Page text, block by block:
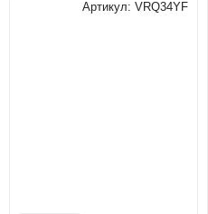
Артикул: VRQ34YF